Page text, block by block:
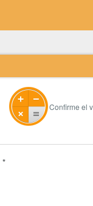
Confirme el